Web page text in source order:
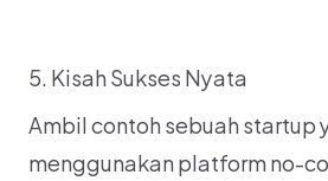
5. Kisah Sukses Nyata
Ambil contoh sebuah startup
menggunakan platform no-